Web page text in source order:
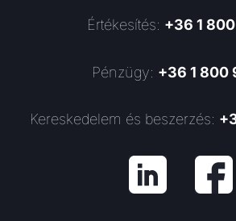
Értékesítés: +36 1
Pénzügy: +36 1 800
Kereskedelem és beszerzés: